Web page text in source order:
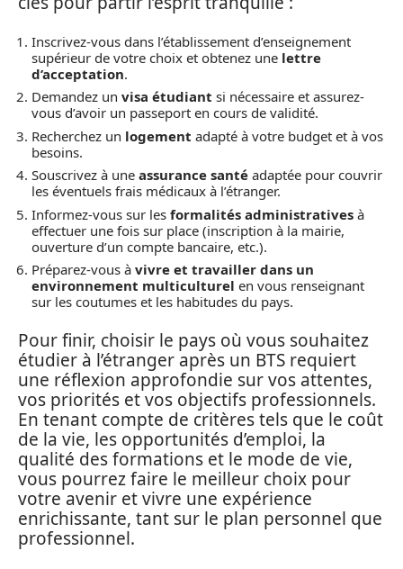
Inscrivez-vous dans l’établissement d’enseignement
supérieur de votre choix et obtenez une lettre
d’acceptation.
Demandez un visa étudiant si nécessaire et assurez-
vous d’avoir un passeport en cours de validité.
Recherchez un logement adapté à votre budget et à vos
besoins.
Souscrivez à une assurance santé adaptée pour couvrir
les éventuels frais médicaux à l’étranger.
Informez-vous sur les formalités administratives à
effectuer une fois sur place (inscription à la mairie,
ouverture d’un compte bancaire, etc.).
Préparez-vous à vivre et travailler dans un
environnement multiculturel en vous renseignant
sur les coutumes et les habitudes du pays.
Pour finir, choisir le pays où vous souhaitez
étudier à l’étranger après un BTS requiert
une réflexion approfondie sur vos attentes,
vos priorités et vos objectifs professionnels.
En tenant compte de critères tels que le coût
de la vie, les opportunités d’emploi, la
qualité des formations et le mode de vie,
vous pourrez faire le meilleur choix pour
votre avenir et vivre une expérience
enrichissante, tant sur le plan personnel que
professionnel.